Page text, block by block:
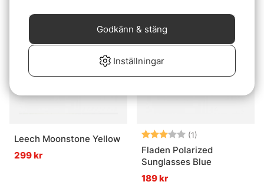
Leech Moonstone Yellow
299 kr
Betyg: (1)
Fladen Polarized
Sunglasses Blue
189 kr
Inställningar
Godkänn & stäng